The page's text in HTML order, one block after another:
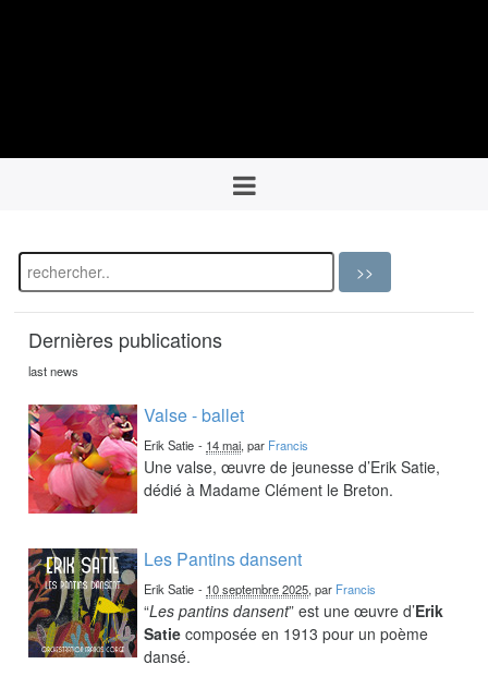
Dernières publications
last news
Valse - ballet
Erik Satie - 14 mai, par Francis
Une valse, œuvre de jeunesse d’Erik Satie,
dédié à Madame Clément le Breton.
Les Pantins dansent
Erik Satie - 10 septembre 2025, par Francis
“Les pantins dansent” est une œuvre d’Erik
Satie composée en 1913 pour un poème
dansé.